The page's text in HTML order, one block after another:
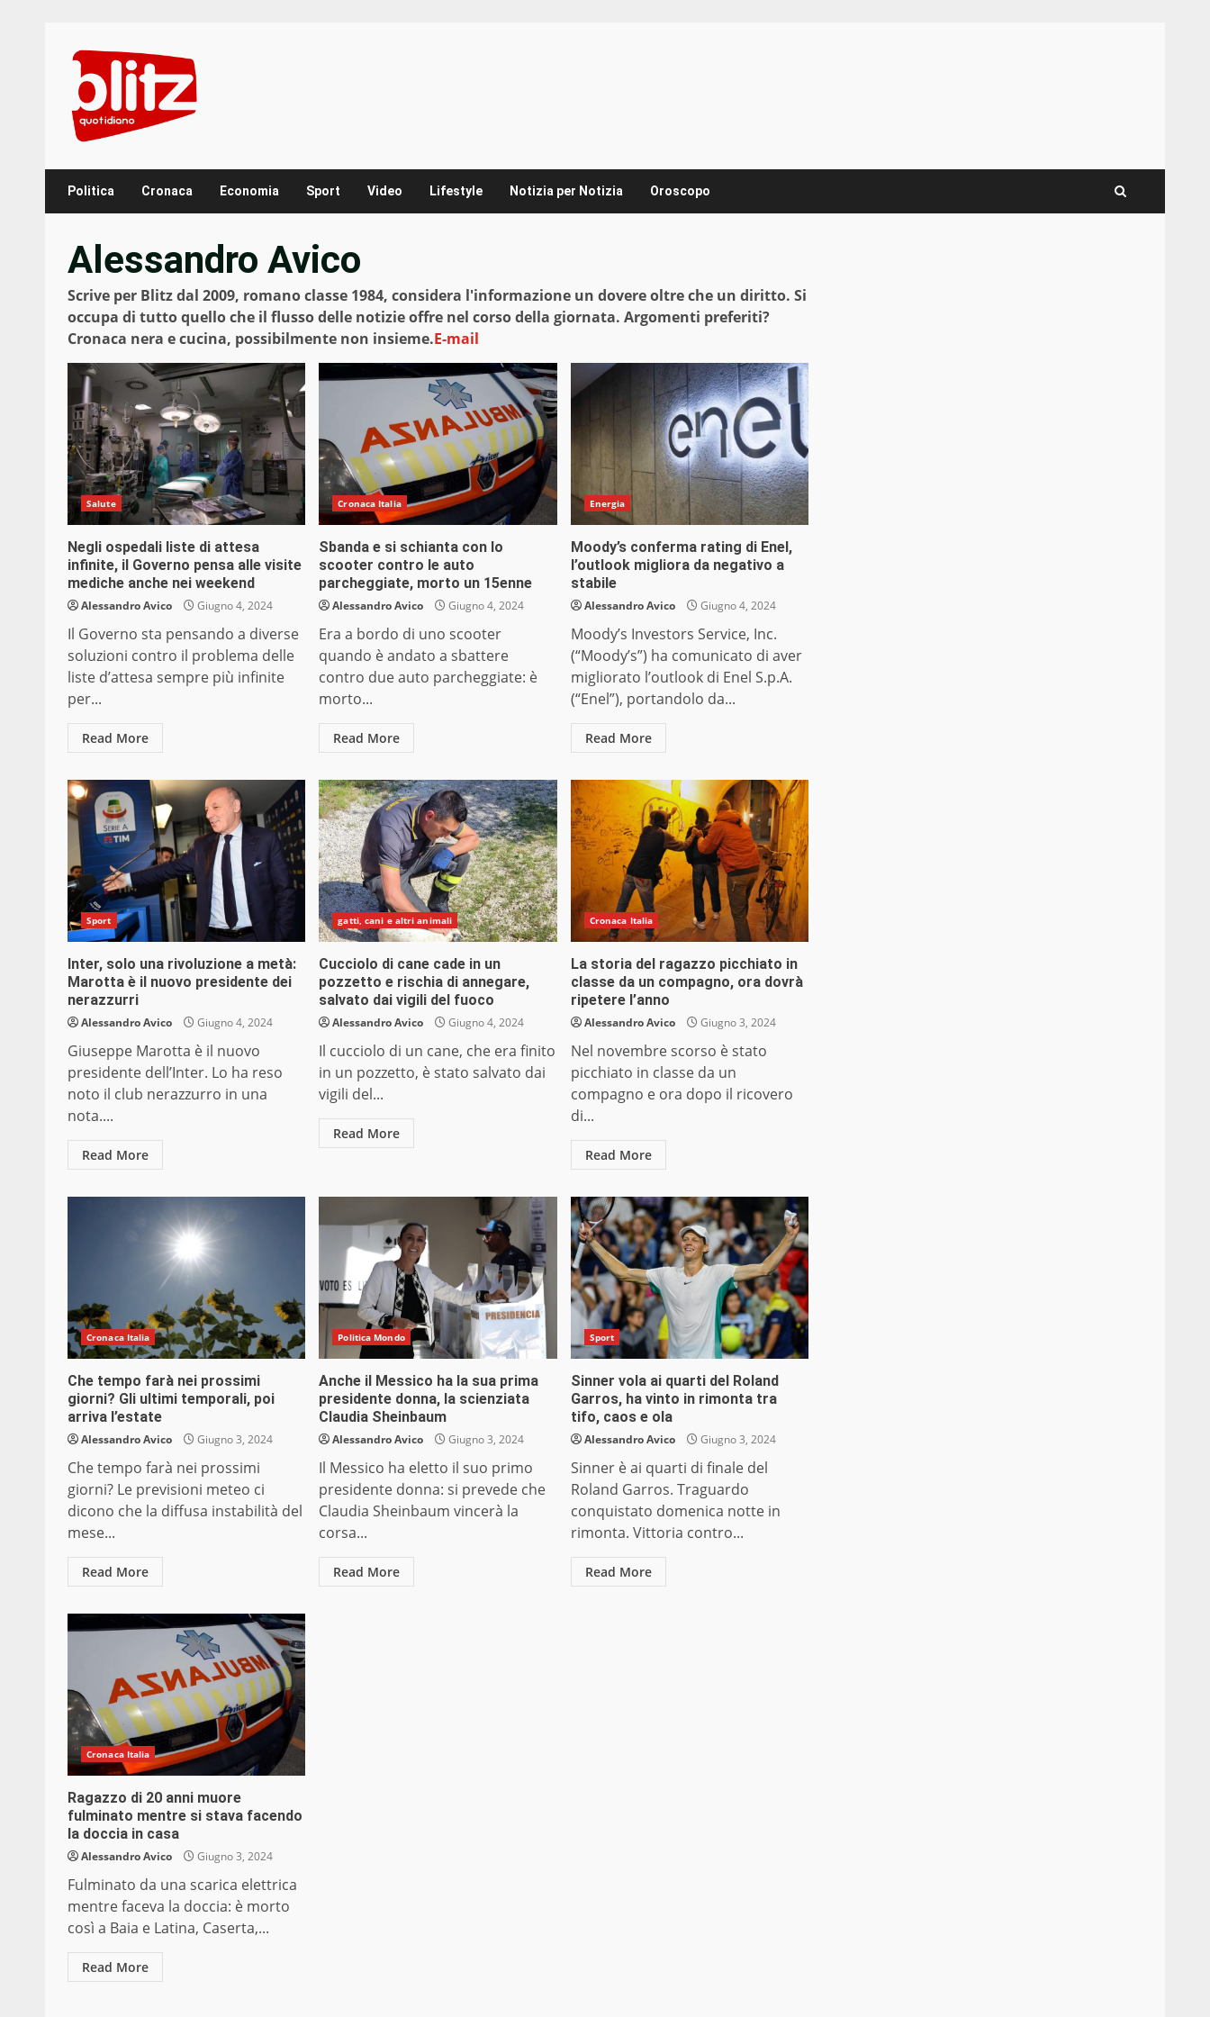
content
Politica Cronaca Economia Sport Video Lifestyle Notizia per Notizia Oroscopo
Alessandro Avico
Scrive per Blitz dal 2009, romano classe 1984, considera l'informazione un dovere oltre che un diritto. Si
occupa di tutto quello che il flusso delle notizie offre nel corso della giornata. Argomenti preferiti?
Cronaca nera e cucina, possibilmente non insieme.E-mail
Salute
Negli ospedali liste di attesa
infinite, il Governo pensa alle visite
mediche anche nei weekend
Alessandro Avico Giugno 4, 2024
Il Governo sta pensando a diverse
soluzioni contro il problema delle
liste d’attesa sempre più infinite
per...
Read More
Cronaca Italia
Sbanda e si schianta con lo
scooter contro le auto
parcheggiate, morto un 15enne
Alessandro Avico Giugno 4, 2024
Era a bordo di uno scooter
quando è andato a sbattere
contro due auto parcheggiate: è
morto...
Read More
Energia
Moody’s conferma rating di Enel,
l’outlook migliora da negativo a
stabile
Alessandro Avico Giugno 4, 2024
Moody’s Investors Service, Inc.
(“Moody’s”) ha comunicato di aver
migliorato l’outlook di Enel S.p.A.
(“Enel”), portandolo da...
Read More
Sport
Inter, solo una rivoluzione a metà:
Marotta è il nuovo presidente dei
nerazzurri
Alessandro Avico Giugno 4, 2024
Giuseppe Marotta è il nuovo
presidente dell’Inter. Lo ha reso
noto il club nerazzurro in una
nota....
Read More
gatti, cani e altri animali
Cucciolo di cane cade in un
pozzetto e rischia di annegare,
salvato dai vigili del fuoco
Alessandro Avico Giugno 4, 2024
Il cucciolo di un cane, che era finito
in un pozzetto, è stato salvato dai
vigili del...
Read More
Cronaca Italia
La storia del ragazzo picchiato in
classe da un compagno, ora dovrà
ripetere l’anno
Alessandro Avico Giugno 3, 2024
Nel novembre scorso è stato
picchiato in classe da un
compagno e ora dopo il ricovero
di...
Read More
Cronaca Italia
Che tempo farà nei prossimi
giorni? Gli ultimi temporali, poi
arriva l’estate
Alessandro Avico Giugno 3, 2024
Che tempo farà nei prossimi
giorni? Le previsioni meteo ci
dicono che la diffusa instabilità del
mese...
Read More
Politica Mondo
Anche il Messico ha la sua prima
presidente donna, la scienziata
Claudia Sheinbaum
Alessandro Avico Giugno 3, 2024
Il Messico ha eletto il suo primo
presidente donna: si prevede che
Claudia Sheinbaum vincerà la
corsa...
Read More
Sport
Sinner vola ai quarti del Roland
Garros, ha vinto in rimonta tra
tifo, caos e ola
Alessandro Avico Giugno 3, 2024
Sinner è ai quarti di finale del
Roland Garros. Traguardo
conquistato domenica notte in
rimonta. Vittoria contro...
Read More
Cronaca Italia
Ragazzo di 20 anni muore
fulminato mentre si stava facendo
la doccia in casa
Alessandro Avico Giugno 3, 2024
Fulminato da una scarica elettrica
mentre faceva la doccia: è morto
così a Baia e Latina, Caserta,...
Read More